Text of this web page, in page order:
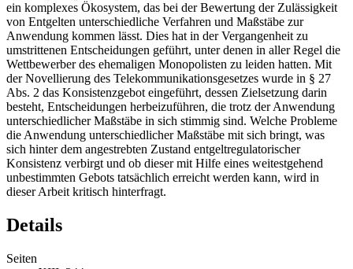
Die Entgeltregulierung im Deutschen Telekommunikationsrecht ist
ein komplexes Ökosystem, das bei der Bewertung der Zulässigkeit
von Entgelten unterschiedliche Verfahren und Maßstäbe zur
Anwendung kommen lässt. Dies hat in der Vergangenheit zu
umstrittenen Entscheidungen geführt, unter denen in aller Regel die
Wettbewerber des ehemaligen Monopolisten zu leiden hatten. Mit
der Novellierung des Telekommunikationsgesetzes wurde in § 27
Abs. 2 das Konsistenzgebot eingeführt, dessen Zielsetzung darin
besteht, Entscheidungen herbeizuführen, die trotz der Anwendung
unterschiedlicher Maßstäbe in sich stimmig sind. Welche Probleme
die Anwendung unterschiedlicher Maßstäbe mit sich bringt, was
sich hinter dem angestrebten Zustand entgeltregulatorischer
Konsistenz verbirgt und ob dieser mit Hilfe eines weitestgehend
unbestimmten Gebots tatsächlich erreicht werden kann, wird in